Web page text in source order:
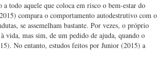
todo aquele que coloca em risco o bem-estar do
compara o comportamento autodestrutivo com o
se assemelham bastante. Por vezes, o próprio
vida, mas sim, de um pedido de ajuda, quando o
No entanto, estudos feitos por Junior (2015) a